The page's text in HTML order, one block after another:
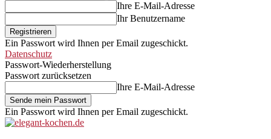
Ihre E-Mail-Adresse
Ihr Benutzername
Ein Passwort wird Ihnen per Email zugeschickt.
Datenschutz
Passwort-Wiederherstellung
Passwort zurücksetzen
Ihre E-Mail-Adresse
Ein Passwort wird Ihnen per Email zugeschickt.